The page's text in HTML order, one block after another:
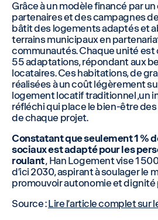
Grâce à un modèle financé par
partenaires et des campagnes
bâtit des logements adaptés et
terrains municipaux en
communautés. Chaque unité est
55 adaptations, répondant aux
locataires. Ces habitations, de
réalisées à un coût légèrement
logement locatif traditionnel ,un
réfléchi qui place le bien-être
de chaque projet.
Constatant que seulement 1 %
sociaux est adapté pour les
roulant, Han Logement vise 1
d’ici 2030, aspirant à soulager le
promouvoir autonomie et dignité
Source : Lire l’article complet sur